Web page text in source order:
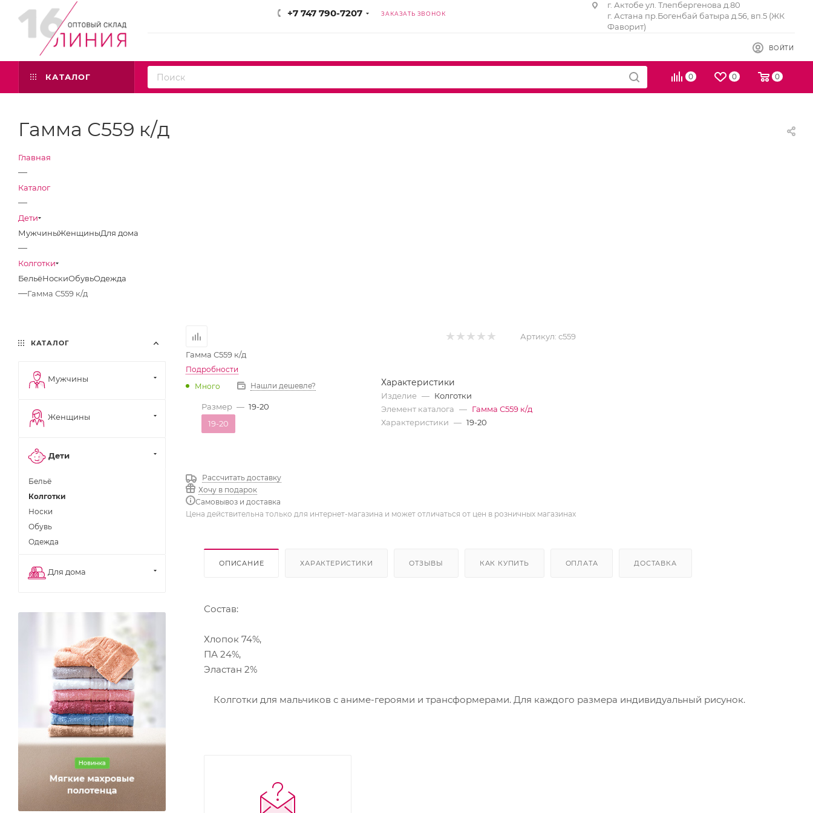
+7 747 790-7207 ЗАКАЗАТЬ ЗВОНОК
г. Актобе ул. Тлепбергенова д.80
г. Астана пр.Богенбай батыра д.56, вп.5 (ЖК
Фаворит)
ВОЙТИ
0 0 0
КАТАЛОГ
Гамма С559 к/д
Главная
—
Каталог
—
Дети
МужчиныЖенщиныДля дома
—
Колготки
БельёНоскиОбувьОдежда
—Гамма С559 к/д
Артикул: с559
Гамма С559 к/д
Подробности
Много
Нашли дешевле?
Размер — 19-20
19-20
Рассчитать доставку
Хочу в подарок
Самовывоз и доставка
Характеристики
Изделие — Колготки
Элемент каталога — Гамма С559 к/д
Характеристики — 19-20
Цена действительна только для интернет-магазина и может отличаться от цен в розничных магазинах
ОПИСАНИЕ ХАРАКТЕРИСТИКИ ОТЗЫВЫ КАК КУПИТЬ ОПЛАТА ДОСТАВКА
Состав:
Хлопок 74%,
ПА 24%,
Эластан 2%
Колготки для мальчиков с аниме-героями и трансформерами. Для каждого размера индивидуальный рисунок.
КАТАЛОГ
Мужчины
Женщины
Дети
Бельё
Колготки
Носки
Обувь
Одежда
Для дома